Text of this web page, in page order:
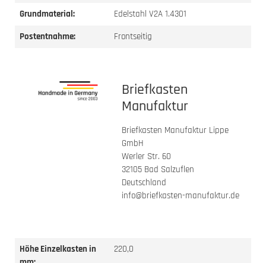
Grundmaterial:
Edelstahl V2A 1.4301
Postentnahme:
Frontseitig
Briefkasten
Manufaktur
Briefkasten Manufaktur Lippe
GmbH
Werler Str. 60
32105 Bad Salzuflen
Deutschland
info@briefkasten-manufaktur.de
Höhe Einzelkasten in
220,0